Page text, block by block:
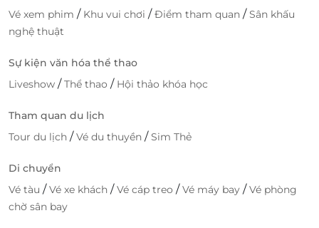
Vé xem phim / Khu vui chơi /Điểm tham quan /Sân khấu
nghệ thuật
Sự kiện văn hóa thể thao
Liveshow /Thể thao / Hội thảo khóa học
Tham quan du lịch
Tour du lịch /Vé du thuyền /Sim Thẻ
Di chuyển
Vé tàu /Vé xe khách /Vé cáp treo /Vé máy bay /Vé phòng
chờ sân bay